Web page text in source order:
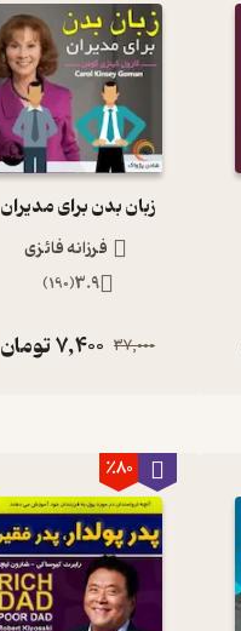
زبان بدن برای مدیران
فرزانه فائزی
3.9
(
190
)
37,000
7,400تومان
٪80